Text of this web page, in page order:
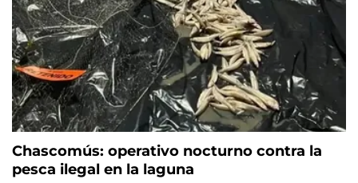
Chascomús: operativo nocturno contra la
pesca ilegal en la laguna